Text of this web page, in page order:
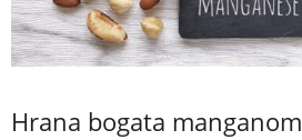
Hrana bogata manganom